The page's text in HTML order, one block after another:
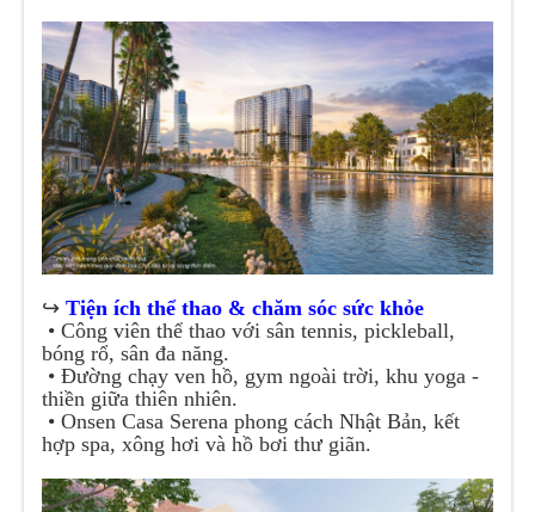
↪️Tiện ích thể thao & chăm sóc sức khỏe
• Công viên thể thao với sân tennis, pickleball,
bóng rổ, sân đa năng.
• Đường chạy ven hồ, gym ngoài trời, khu yoga -
thiền giữa thiên nhiên.
• Onsen Casa Serena phong cách Nhật Bản, kết
hợp spa, xông hơi và hồ bơi thư giãn.